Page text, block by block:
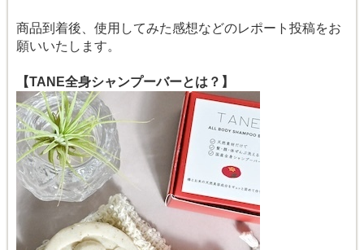
商品到着後、使用してみた感想などのレポート投稿をお
願いいたします。
【TANE全身シャンプーバーとは？】